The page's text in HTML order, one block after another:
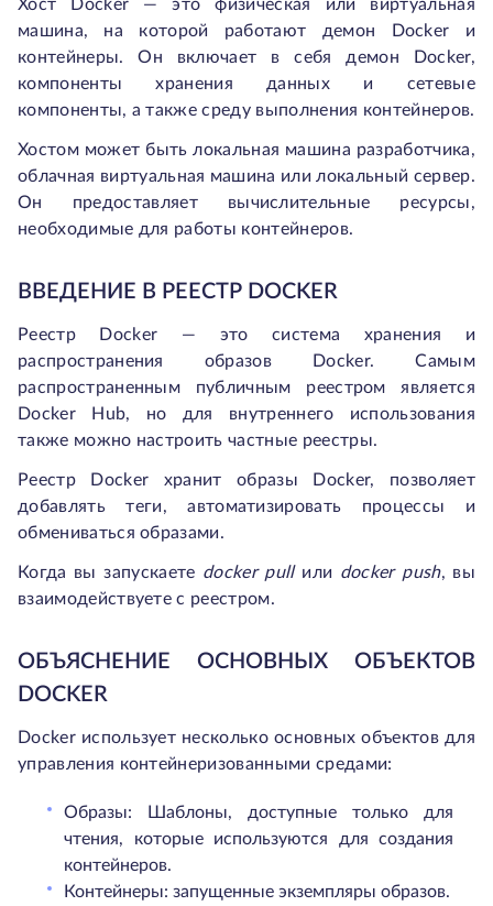
Хост Docker — это физическая или виртуальная
машина, на которой работают демон Docker и
контейнеры. Он включает в себя демон Docker,
компоненты хранения данных и сетевые
компоненты, а также среду выполнения контейнеров.
Хостом может быть локальная машина разработчика,
облачная виртуальная машина или локальный сервер.
Он предоставляет вычислительные ресурсы,
необходимые для работы контейнеров.
ВВЕДЕНИЕ В РЕЕСТР DOCKER
Реестр Docker — это система хранения и
распространения образов Docker. Самым
распространенным публичным реестром является
Docker Hub, но для внутреннего использования
также можно настроить частные реестры.
Реестр Docker хранит образы Docker, позволяет
добавлять теги, автоматизировать процессы и
обмениваться образами.
Когда вы запускаете docker pull или docker push, вы
взаимодействуете с реестром.
ОБЪЯСНЕНИЕ ОСНОВНЫХ ОБЪЕКТОВ
DOCKER
Docker использует несколько основных объектов для
управления контейнеризованными средами:
Образы: Шаблоны, доступные только для
чтения, которые используются для создания
контейнеров.
Контейнеры: запущенные экземпляры образов.